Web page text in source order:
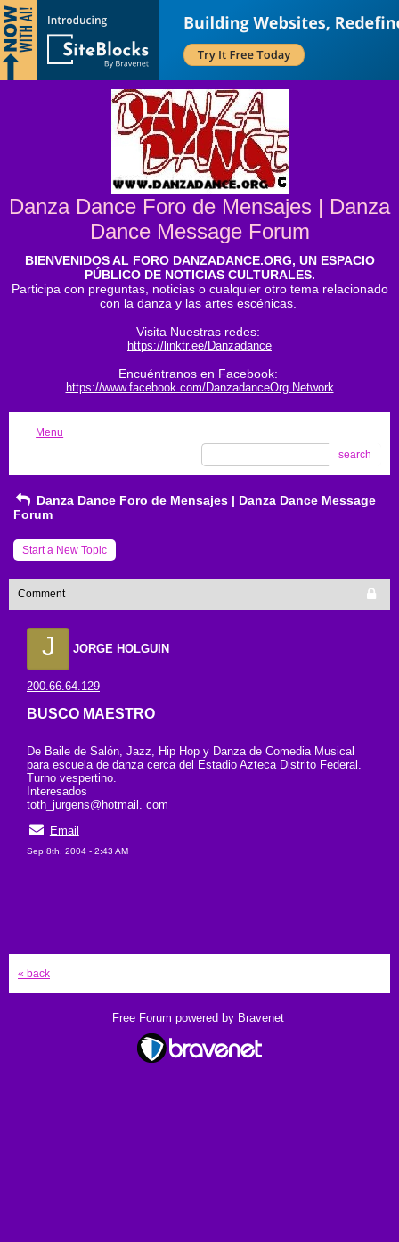
Danza Dance Foro de Mensajes | Danza
Dance Message Forum
BIENVENIDOS AL FORO DANZADANCE.ORG, UN ESPACIO
PÚBLICO DE NOTICIAS CULTURALES.
Participa con preguntas, noticias o cualquier otro tema relacionado
con la danza y las artes escénicas.
Visita Nuestras redes:
https://linktr.ee/Danzadance
Encuéntranos en Facebook:
https://www.facebook.com/DanzadanceOrg.Network
Menu
search
Danza Dance Foro de Mensajes | Danza Dance Message
Forum
Start a New Topic
Comment
J JORGE HOLGUIN
200.66.64.129
BUSCO MAESTRO
De Baile de Salón, Jazz, Hip Hop y Danza de Comedia Musical
para escuela de danza cerca del Estadio Azteca Distrito Federal.
Turno vespertino.
Interesados
toth_jurgens@hotmail. com
Email
Sep 8th, 2004 - 2:43 AM
« back
Free Forum powered by Bravenet